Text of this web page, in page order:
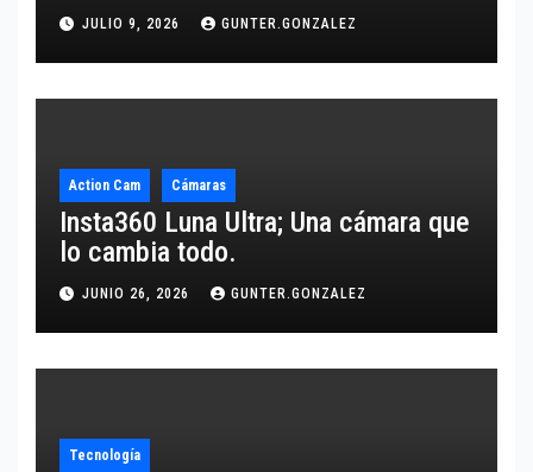
JULIO 9, 2026 GUNTER.GONZALEZ
Action Cam Cámaras
Insta360 Luna Ultra; Una cámara que
lo cambia todo.
JUNIO 26, 2026 GUNTER.GONZALEZ
Tecnología